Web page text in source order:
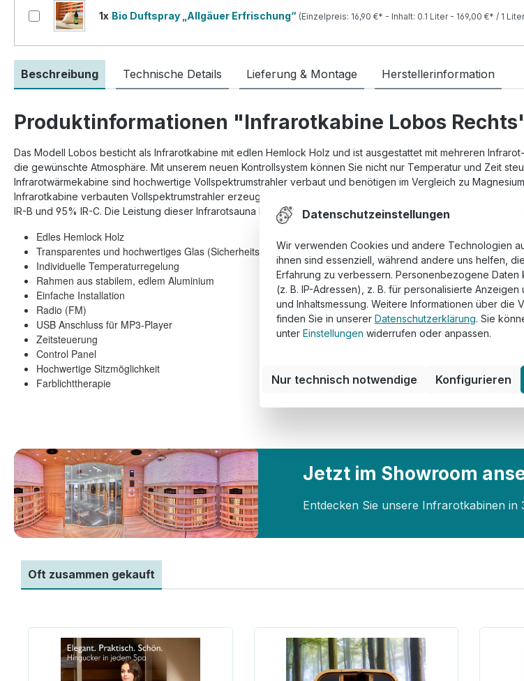
1x Bio Duftspray „Allgäuer Erfrischung“ (Einzelpreis: 16,90 €* - Inhalt: 0.1 Liter- 169,00 €* / 1 Liter
Beschreibung Technische Details Lieferung & Montage Herstellerinformation
Produktinformationen "Infrarotkabine Lobos
Das Modell Lobos besticht als Infrarotkabine mit edlen Hemlock Holz und ist ausgestattet mit mehreren
die gewünschte Atmosphäre. Mit unserem neuen Kontrollsystem können Sie nicht nur Temperatur und Zeit
Infrarotwärmekabine sind hochwertige Vollspektrumstrahler verbaut und benötigen im Vergleich zu
Infrarotkabine verbauten Vollspektrumstrahler erzeugen 27% IR-A (Kurzwellen), 58% IR-B (Mittelwellen)
IR-B und 95% IR-C. Die Leistung dieser Infrarotsauna kann man jeweils in 4 Stufen mithilfe der2-Zonen
Edles Hemlock Holz
Transparentes und hochwertiges Glas (Sicherheitsglas)
Individuelle Temperaturregelung
Rahmen aus stabilem, edlem Aluminium
Einfache Installation
Radio (FM)
USB Anschluss für MP3-Player
Zeitsteuerung
Control Panel
Hochwertige Sitzmöglichkeit
Farblichttherapie
Jetzt im Showroom
Entdecken Sie unsere Infrarotkabinen in
Oft zusammen gekauft
Datenschutzeinstellungen
Wir verwenden Cookies und andere Technologien
ihnen sind essenziell, während andere uns helfen,
Erfahrung zu verbessern. Personenbezogene
(z. B. IP-Adressen), z. B. für personalisierte
und Inhaltsmessung. Weitere Informationen über die
finden Sie in unserer Datenschutzerklärung. Sie
unter Einstellungen widerrufen oder anpassen.
Nur technisch notwendige Konfigurieren